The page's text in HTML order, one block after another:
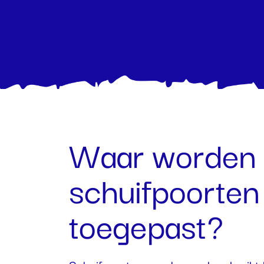
Waar worden
toegepast?